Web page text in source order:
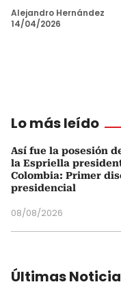
Alejandro Hernández
14/04/2026
Lo más leído
Así fue la posesión
la Espriella
Colombia: Primer
presidencial
08/08/2026
Últimas